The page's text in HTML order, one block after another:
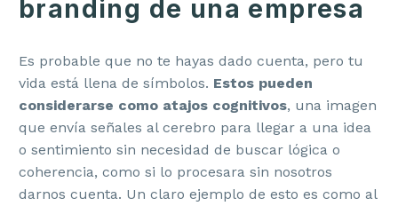
branding de una empresa
Es probable que no te hayas dado cuenta, pero tu
vida está llena de símbolos. Estos pueden
considerarse como atajos cognitivos, una imagen
que envía señales al cerebro para llegar a una idea
o sentimiento sin necesidad de buscar lógica o
coherencia, como si lo procesara sin nosotros
darnos cuenta. Un claro ejemplo de esto es como al